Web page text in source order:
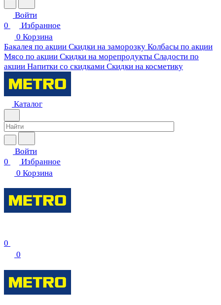
Войти
0
Избранное
0 Корзина
Бакалея по акции Скидки на заморозку Колбасы по акции
Мясо по акции Скидки на морепродукты Сладости по
акции Напитки со скидками Скидки на косметику
Каталог
Войти
0
Избранное
0 Корзина
0
0